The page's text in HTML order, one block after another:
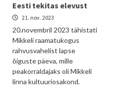
Eesti tekitas elevust
21. nov. 2023
20.novembril 2023 tähistati
Mikkeli raamatukogus
rahvusvahelist lapse
õiguste päeva, mille
peakorraldajaks oli Mikkeli
linna kultuuriosakond.